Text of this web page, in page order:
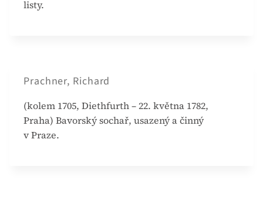
listy.
Prachner, Richard
(kolem 1705, Diethfurth – 22. května 1782,
Praha) Bavorský sochař, usazený a činný
v Praze.